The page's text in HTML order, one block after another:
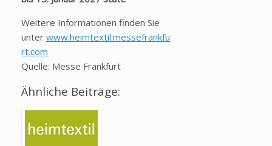
Weitere Informationen finden Sie
unter www.heimtextil.messefrankfu
rt.com
Quelle: Messe Frankfurt
Ähnliche Beiträge: